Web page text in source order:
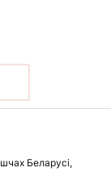
Беларусі,